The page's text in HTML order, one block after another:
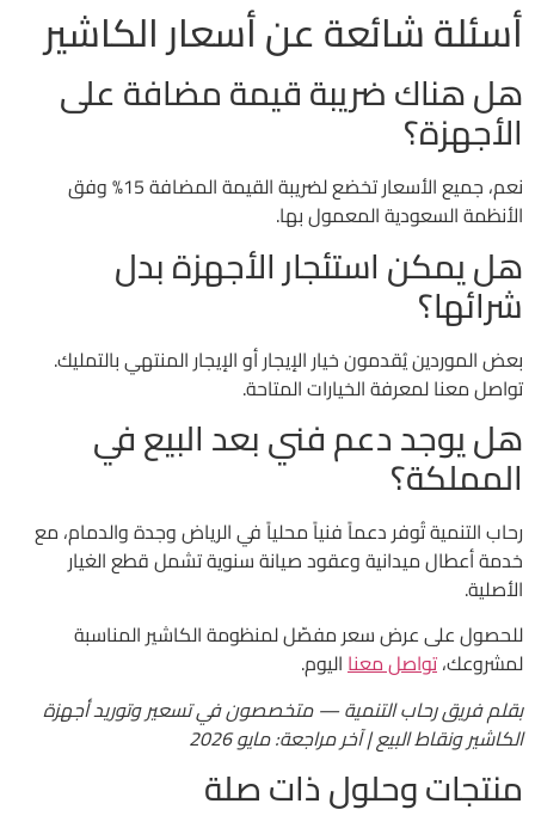
أسئلة شائعة عن أسعار الكاشير
هل هناك ضريبة قيمة مضافة على
الأجهزة؟
نعم، جميع الأسعار تخضع لضريبة القيمة المضافة 15% وفق
الأنظمة السعودية المعمول بها.
هل يمكن استئجار الأجهزة بدل
شرائها؟
بعض الموردين يُقدمون خيار الإيجار أو الإيجار المنتهي بالتمليك.
تواصل معنا لمعرفة الخيارات المتاحة.
هل يوجد دعم فني بعد البيع في
المملكة؟
رحاب التنمية تُوفر دعماً فنياً محلياً في الرياض وجدة والدمام، مع
خدمة أعطال ميدانية وعقود صيانة سنوية تشمل قطع الغيار
الأصلية.
للحصول على عرض سعر مفصّل لمنظومة الكاشير المناسبة
لمشروعك،تواصل معنااليوم.
بقلم فريق رحاب التنمية — متخصصون في تسعير وتوريد أجهزة
الكاشير ونقاط البيع | آخر مراجعة: مايو 2026
منتجات وحلول ذات صلة